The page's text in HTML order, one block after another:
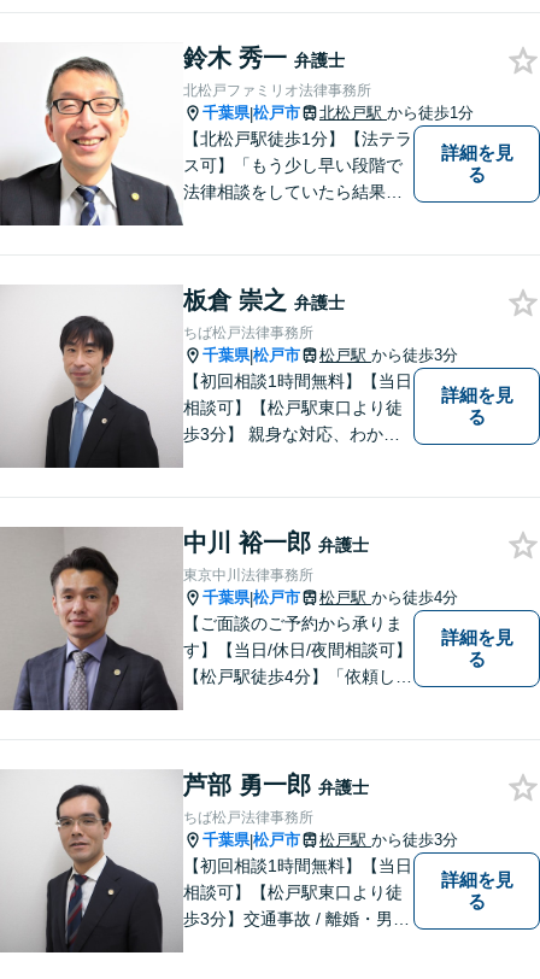
績】地域有数の法人破産、個
人再生申立件数。なるべく財
産を残す債務整理を実現【松
戸駅徒歩２分】
鈴木 秀一 弁護士
北松戸ファミリオ法律事務所
千葉県|松戸市 北松戸駅 から徒歩1分
【北松戸駅徒歩1分】【法テラ
ス可】「もう少し早い段階で
法律相談をしていたら結果が
に、皆さんの明るい未来をサ
ポートします。【電話相談
可】
詳細を見
る
板倉 崇之 弁護士
ちば松戸法律事務所
千葉県|松戸市 松戸駅 から徒歩3分
【初回相談1時間無料】【当日
相談可】【松戸駅東口より徒
歩3分】 親身な対応、わかり
えします。まずはご相談下さ
い。
詳細を見
る
中川 裕一郎 弁護士
東京中川法律事務所
千葉県|松戸市 松戸駅 から徒歩4分
【ご面談のご予約から承りま
す】【当日/休日/夜間相談可】
【松戸駅徒歩4分】「依頼して
詳細を見
る
芦部 勇一郎 弁護士
ちば松戸法律事務所
千葉県|松戸市 松戸駅 から徒歩3分
【初回相談1時間無料】【当日
相談可】【松戸駅東口より徒
歩3分】交通事故 / 離婚・男女
詳細を見
る